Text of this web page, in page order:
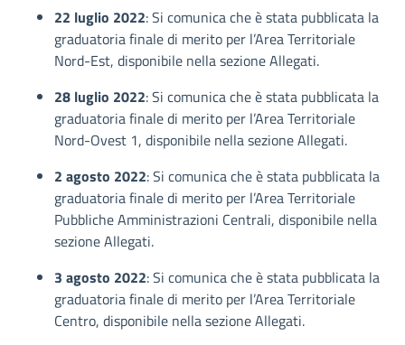
22 luglio 2022: Si comunica che è stata pubblicata la
graduatoria finale di merito per l’Area Territoriale
Nord-Est, disponibile nella sezione Allegati.
28 luglio 2022: Si comunica che è stata pubblicata la
graduatoria finale di merito per l’Area Territoriale
Nord-Ovest 1, disponibile nella sezione Allegati.
2 agosto 2022: Si comunica che è stata pubblicata la
graduatoria finale di merito per l’Area Territoriale
Pubbliche Amministrazioni Centrali, disponibile nella
sezione Allegati.
3 agosto 2022: Si comunica che è stata pubblicata la
graduatoria finale di merito per l’Area Territoriale
Centro, disponibile nella sezione Allegati.